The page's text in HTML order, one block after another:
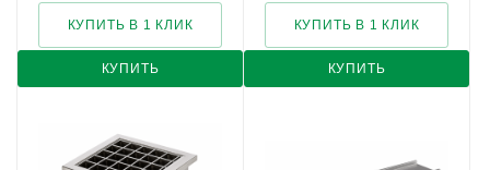
КУПИТЬ
КУПИТЬ В 1 КЛИК
КУПИТЬ
КУПИТЬ В 1 КЛИК